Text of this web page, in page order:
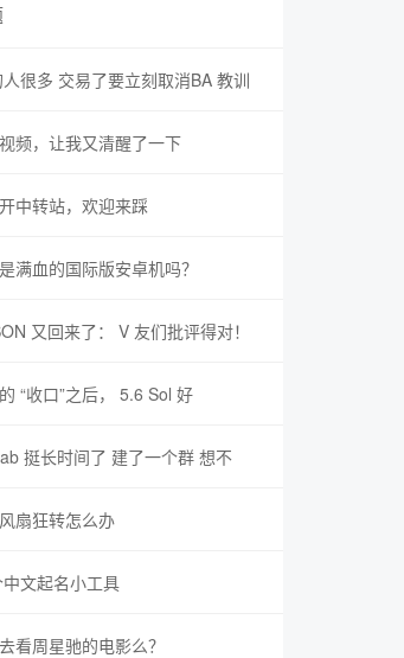
很多 交易了要立刻取消BA 教训
频，让我又清醒了一下
中转站，欢迎来踩
满血的国际版安卓机吗？
又回来了： V 友们批评得对！
“收口”之后， 5.6 Sol 好
挺长时间了 建了一个群 想不
扇狂转怎么办
文起名小工具
看周星驰的电影么？